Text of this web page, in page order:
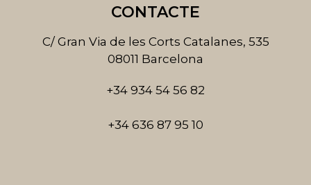
o
o
k
-
g
r
a
m
CONTACTE
C/ Gran Via de les Corts Catalanes, 535
08011 Barcelona
+34 934 54 56 82
+34 636 87 95 10